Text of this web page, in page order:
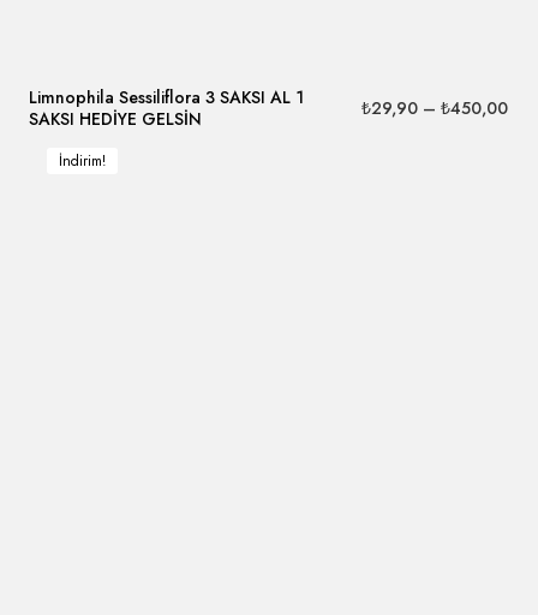
Limnophila Sessiliflora 3 SAKSI AL 1
SAKSI HEDİYE GELSİN
₺29,90 – ₺450,00
İndirim!